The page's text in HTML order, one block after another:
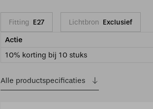
Fitting E27 Lichtbron Exclusief
Alle productspecificaties
Actie
10% korting bij 10 stuks